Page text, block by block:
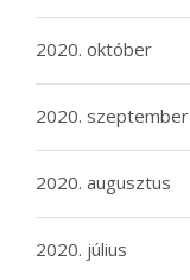
2020. október
2020. szeptember
2020. augusztus
2020. július